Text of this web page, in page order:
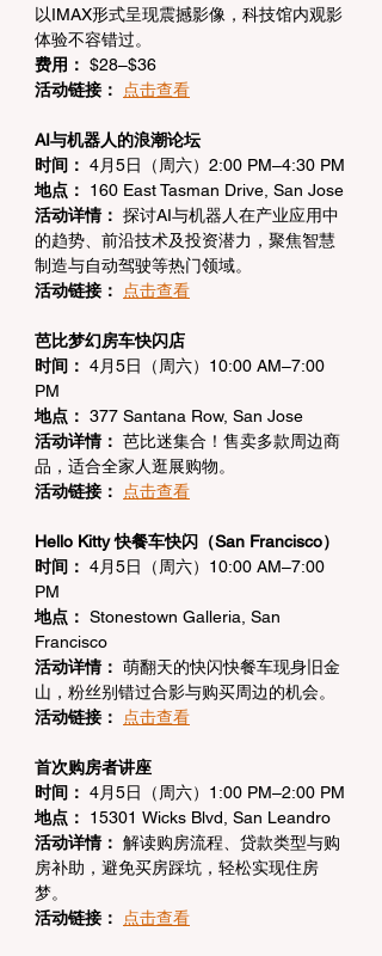
以IMAX形式呈现震撼影像，科技馆内观影
体验不容错过。
费用： $28–$36
活动链接：
点击查看
AI与机器人的浪潮论坛
时间： 4月5日（周六）2:00 PM–4:30 PM
地点：
160 East Tasman Drive, San Jose
活动详情： 探讨AI与机器人在产业应用中
的趋势、前沿技术及投资潜力，聚焦智慧
制造与自动驾驶等热门领域。
活动链接：
点击查看
芭比梦幻房车快闪店
时间： 4月5日（周六）10:00 AM–7:00
PM
地点： 377 Santana Row, San Jose
活动详情： 芭比迷集合！售卖多款周边商
品，适合全家人逛展购物。
活动链接：
点击查看
Hello Kitty 快餐车快闪（San Francisco）
时间： 4月5日（周六）10:00 AM–7:00
PM
地点： Stonestown Galleria, San
Francisco
活动详情： 萌翻天的快闪快餐车现身旧金
山，粉丝别错过合影与购买周边的机会。
活动链接：
点击查看
首次购房者讲座
时间： 4月5日（周六）1:00 PM–2:00 PM
地点：
15301 Wicks Blvd, San Leandro
活动详情： 解读购房流程、贷款类型与购
房补助，避免买房踩坑，轻松实现住房
梦。
活动链接：
点击查看